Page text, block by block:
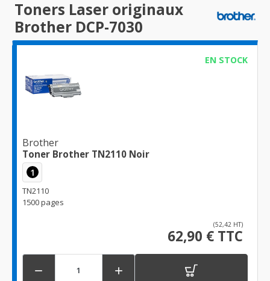
Toners Laser originaux
Brother DCP-7030
EN STOCK
Brother
Toner Brother TN2110 Noir
1
TN2110
1500 pages
(52,42 HT)
62,90 € TTC
 